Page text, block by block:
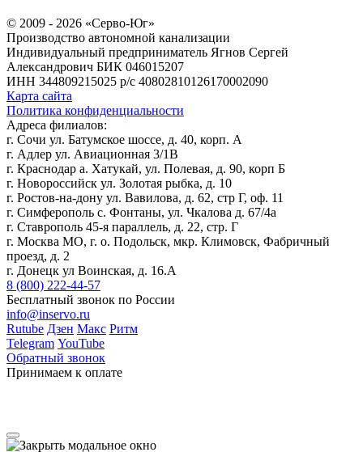
© 2009 - 2026 «Серво-Юг»
Производство автономной канализации
Индивидуальный предприниматель Ягнов Сергей
Александрович БИК 046015207
ИНН 344809215025 р/с 40802810126170002090
Карта сайта
Политика конфиденциальности
Адреса филиалов:
г. Сочи ул. Батумское шоссе, д. 40, корп. А
г. Адлер ул. Авиационная 3/1В
г. Краснодар а. Хатукай, ул. Полевая, д. 90, корп Б
г. Новороссийск ул. Золотая рыбка, д. 10
г. Ростов-на-дону ул. Вавилова, д. 62, стр Г, оф. 11
г. Симферополь с. Фонтаны, ул. Чкалова д. 67/4а
г. Ставрополь 45-я параллель, д. 22, стр. Г
г. Москва МО, г. о. Подольск, мкр. Климовск, Фабричный
проезд, д. 2
г. Донецк ул Воинская, д. 16.А
8 (800) 222-44-57
Бесплатный звонок по России
info@inservo.ru
Rutube Дзен Макс Ритм
Telegram YouTube
Обратный звонок
Принимаем к оплате